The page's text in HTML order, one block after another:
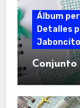
Álbum
Detalles